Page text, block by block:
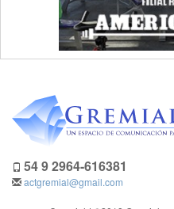
54 9 2964-616381
actgremial@gmail.com